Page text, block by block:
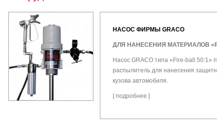
НАСОС ФИРМЫ GRACO
ДЛЯ НАНЕСЕНИЯ МАТЕРИАЛОВ
Насос GRACO типа «Fire-ball 50:1»
распылитель для нанесения
кузова автомобиля.
[ подробнее ]